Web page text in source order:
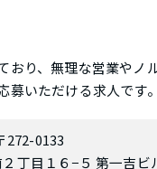
おり、無理な営業や
いただける求人です。
272-0133
丁目１６−５ 第一吉ビ